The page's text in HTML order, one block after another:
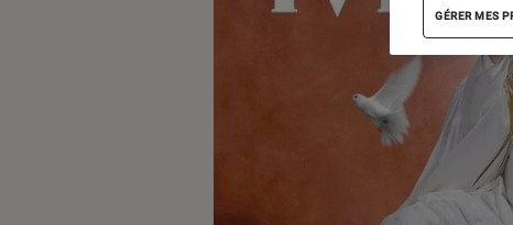
GÉRER MES